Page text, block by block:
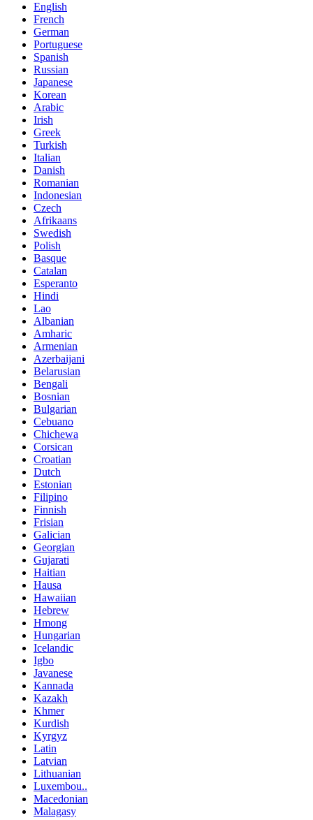
English
French
German
Portuguese
Spanish
Russian
Japanese
Korean
Arabic
Irish
Greek
Turkish
Italian
Danish
Romanian
Indonesian
Czech
Afrikaans
Swedish
Polish
Basque
Catalan
Esperanto
Hindi
Lao
Albanian
Amharic
Armenian
Azerbaijani
Belarusian
Bengali
Bosnian
Bulgarian
Cebuano
Chichewa
Corsican
Croatian
Dutch
Estonian
Filipino
Finnish
Frisian
Galician
Georgian
Gujarati
Haitian
Hausa
Hawaiian
Hebrew
Hmong
Hungarian
Icelandic
Igbo
Javanese
Kannada
Kazakh
Khmer
Kurdish
Kyrgyz
Latin
Latvian
Lithuanian
Luxembou..
Macedonian
Malagasy